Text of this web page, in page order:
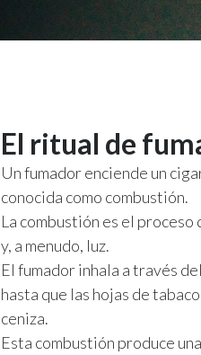
El ritual de
Un fumador enciende un
conocida como combustión.
La combustión es el
y, a menudo, luz.
El fumador inhala a través
hasta que las hojas de
ceniza.
Esta combustión produce